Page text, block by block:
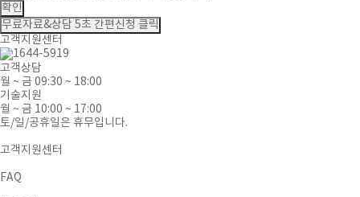
확인
무료자료&상담 5초 간편신청 클릭
고객지원센터
고객상담
월 ~ 금 09:30 ~ 18:00
기술지원
월 ~ 금 10:00 ~ 17:00
토/일/공휴일은 휴무입니다.
고객지원센터
FAQ